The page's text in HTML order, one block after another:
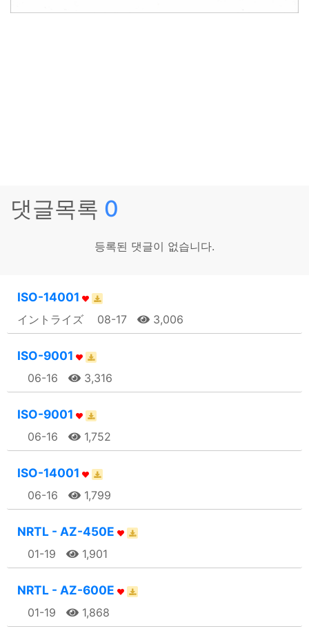
댓글목록 0
등록된 댓글이 없습니다.
ISO-14001
イントライズ 08-17 3,006
ISO-9001
06-16 3,316
ISO-9001
06-16 1,752
ISO-14001
06-16 1,799
NRTL - AZ-450E
01-19 1,901
NRTL - AZ-600E
01-19 1,868